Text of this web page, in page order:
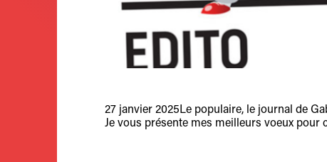
27 janvier 2025 Le populaire, le journal de
Je vous présente mes meilleurs voeux pour